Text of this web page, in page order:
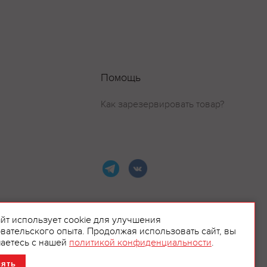
Помощь
Как зарезервировать товар?
использует cookie для улучшения
опыта. Продолжая использовать сайт, вы
с нашей политикой конфиденциальности.